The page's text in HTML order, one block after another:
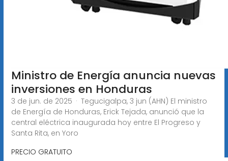
Ministro de Energía anuncia nuevas
inversiones en Honduras
3 de jun. de 2025 · Tegucigalpa, 3 jun (AHN) El ministro
de Energía de Honduras, Erick Tejada, anunció que la
central eléctrica inaugurada hoy entre El Progreso y
Santa Rita, en Yoro
PRECIO GRATUITO